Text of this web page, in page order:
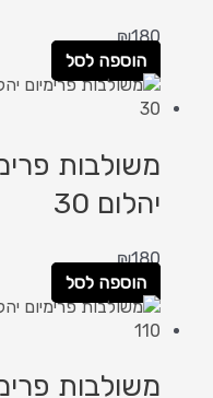
₪180
הוספה לסל
משולבות
יהלום 30
₪180
הוספה לסל
משולבות